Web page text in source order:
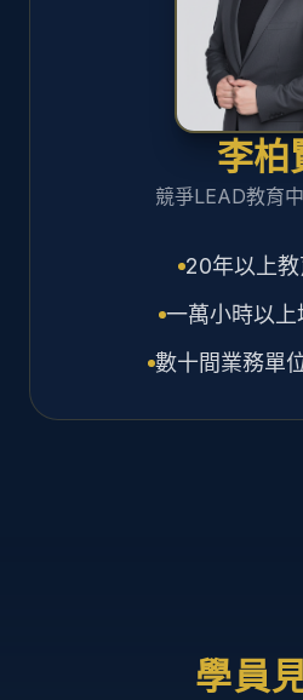
李柏
競爭LEAD教育
20年以上
一萬小時以上
數十間業務單
學員